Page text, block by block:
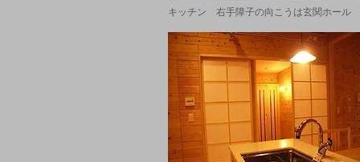
キッチン 右手障子の向こうは玄関ホール